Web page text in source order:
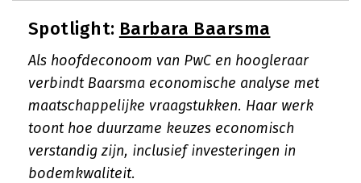
Spotlight: Barbara Baarsma
Als hoofdeconoom van PwC en hoogleraar
verbindt Baarsma economische analyse met
maatschappelijke vraagstukken. Haar werk
toont hoe duurzame keuzes economisch
verstandig zijn, inclusief investeringen in
bodemkwaliteit.